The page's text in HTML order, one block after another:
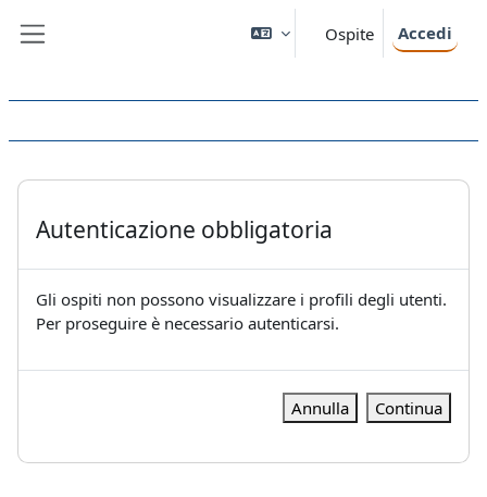
Ospite Accedi
Autenticazione obbligatoria
Gli ospiti non possono visualizzare i profili degli utenti.
Per proseguire è necessario autenticarsi.
Annulla Continua